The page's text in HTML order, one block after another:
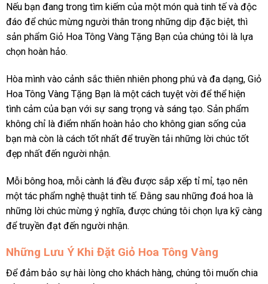
Nếu bạn đang trong tìm kiếm của một món quà tinh tế và độc
đáo để chúc mừng người thân trong những dịp đặc biệt, thì
sản phẩm Giỏ Hoa Tông Vàng Tặng Bạn của chúng tôi là lựa
chọn hoàn hảo.
Hòa mình vào cảnh sắc thiên nhiên phong phú và đa dạng, Giỏ
Hoa Tông Vàng Tặng Bạn là một cách tuyệt vời để thể hiện
tình cảm của bạn với sự sang trọng và sáng tạo. Sản phẩm
không chỉ là điểm nhấn hoàn hảo cho không gian sống của
bạn mà còn là cách tốt nhất để truyền tải những lời chúc tốt
đẹp nhất đến người nhận.
Mỗi bông hoa, mỗi cành lá đều được sắp xếp tỉ mỉ, tạo nên
một tác phẩm nghệ thuật tinh tế. Đằng sau những đoá hoa là
những lời chúc mừng ý nghĩa, được chúng tôi chọn lựa kỹ càng
để truyền đạt đến người nhận.
Những Lưu Ý Khi Đặt Giỏ Hoa Tông Vàng
Để đảm bảo sự hài lòng cho khách hàng, chúng tôi muốn chia